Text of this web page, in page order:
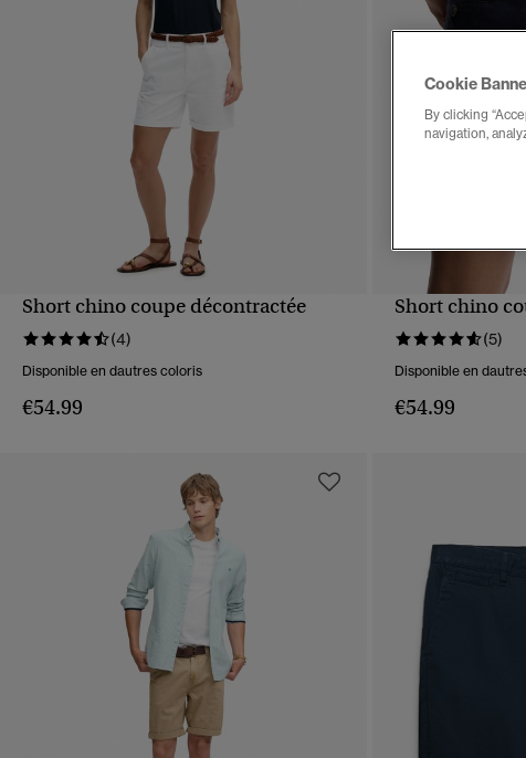
APERÇU RAPIDE
Short chino coupe décontractée
(4)
Disponible en dautres coloris
€54.99
Short chino
(5)
Disponible en
€54.99
Cookie
By clicking
navigation,